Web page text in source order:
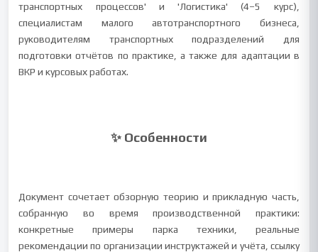
транспортных процессов' и 'Логистика' (4–5 курс),
специалистам малого автотранспортного бизнеса,
руководителям транспортных подразделений для
подготовки отчётов по практике, а также для адаптации в
ВКР и курсовых работах.
✨ Особенности
Документ сочетает обзорную теорию и прикладную часть,
собранную во время производственной практики:
конкретные примеры парка техники, реальные
рекомендации по организации инструктажей и учёта, ссылку